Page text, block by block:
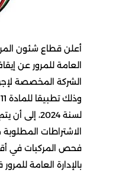
أعلن قطاع شئون
العامة للمرور عن
الشركة المخصصة
لسنة 2024، إلى
الاشتراطات المطلوبة
فحص المركبات في
بالإدارة العامة